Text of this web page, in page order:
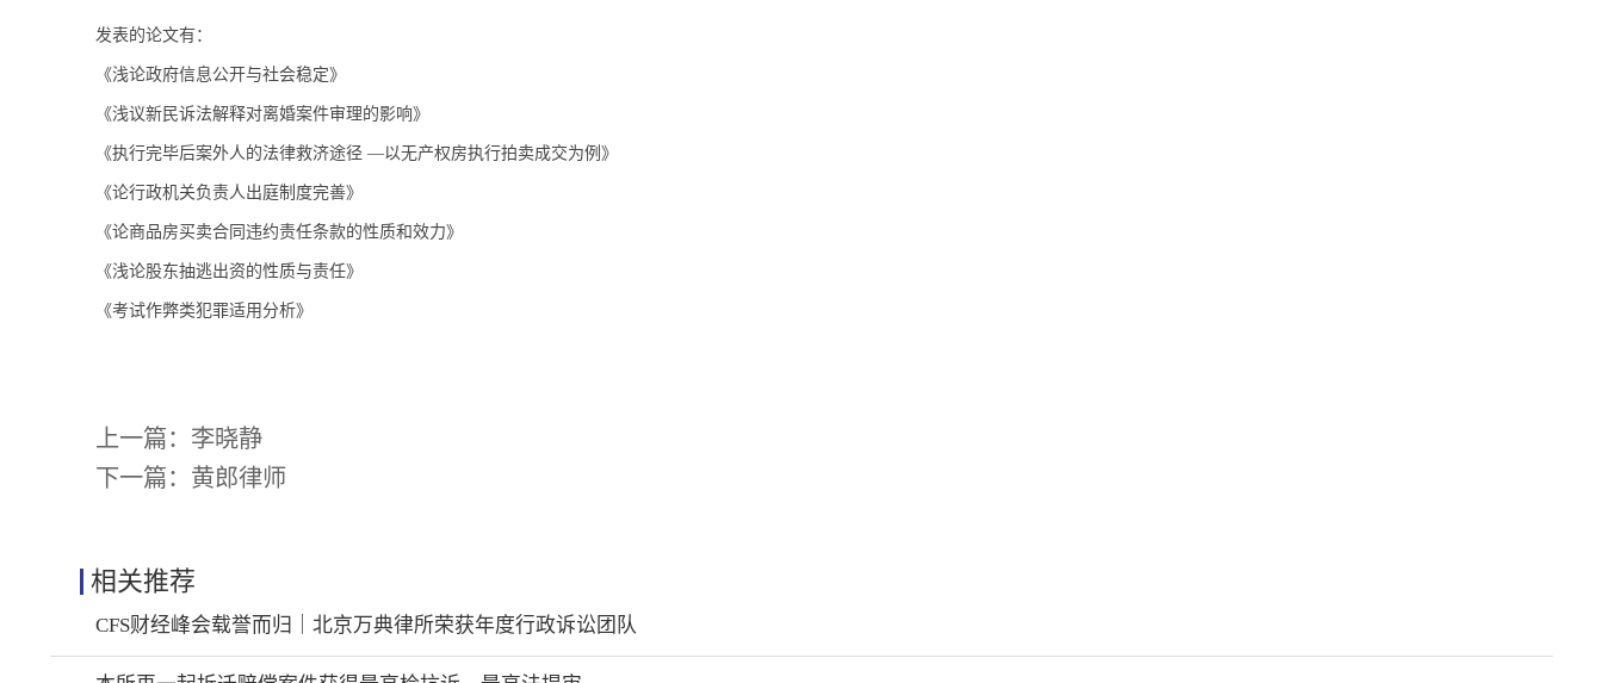
发表的论文有：
《浅论政府信息公开与社会稳定》
《浅议新民诉法解释对离婚案件审理的影响》
《执行完毕后案外人的法律救济途径 —以无产权房执行拍卖成交为例》
《论行政机关负责人出庭制度完善》
《论商品房买卖合同违约责任条款的性质和效力》
《浅论股东抽逃出资的性质与责任》
《考试作弊类犯罪适用分析》
上一篇： 李晓静
下一篇： 黄郎律师
相关推荐
CFS财经峰会载誉而归｜北京万典律所荣获年度行政诉讼团队